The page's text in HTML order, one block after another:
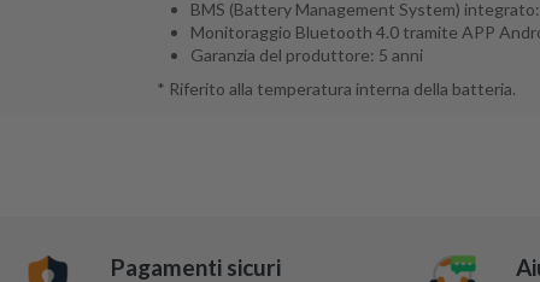
BMS (Battery Management System) integrato:
Monitoraggio Bluetooth 4.0 tramite APP
Garanzia del produttore: 5 anni
* Riferito alla temperatura interna della batteria.
Pagamenti sicuri